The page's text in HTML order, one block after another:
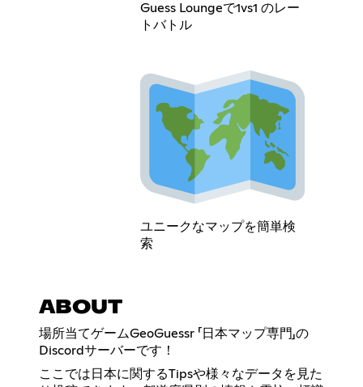
Guess Loungeで1vs1 のレー
トバトル
ユニークなマップを簡単検
索
ABOUT
場所当てゲームGeoGuessr 「日本マップ専門」の
Discordサーバーです！
ここでは日本に関するTipsや様々なデータを見た